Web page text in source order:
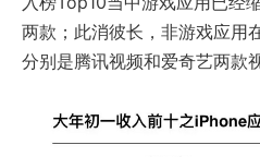
两款；此消彼长，非游戏应用
分别是腾讯视频和爱奇艺两款